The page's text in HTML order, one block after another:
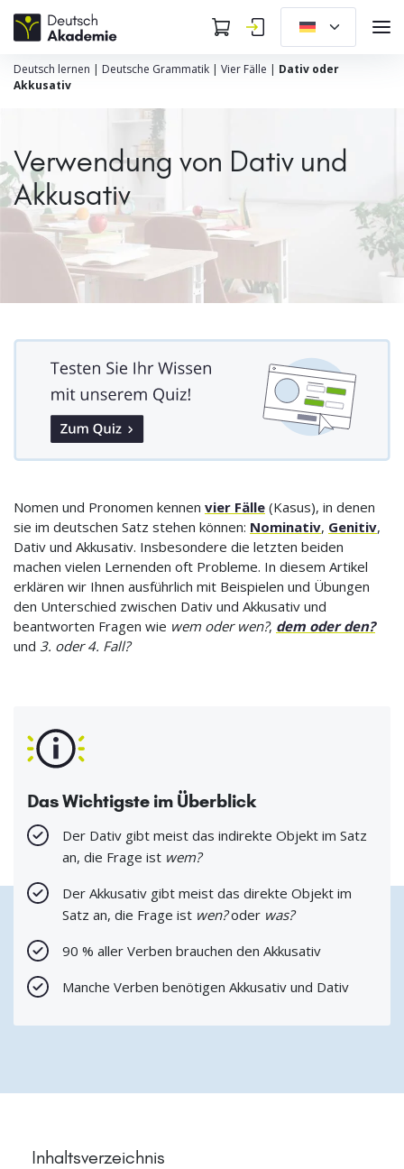
Deutsch lernen | Deutsche Grammatik | Vier Fälle | Dativ oder
Akkusativ
Verwendung von Dativ und
Akkusativ
Nomen und Pronomen kennen vier Fälle (Kasus), in denen
sie im deutschen Satz stehen können: Nominativ, Genitiv,
Dativ und Akkusativ. Insbesondere die letzten beiden
machen vielen Lernenden oft Probleme. In diesem Artikel
erklären wir Ihnen ausführlich mit Beispielen und Übungen
den Unterschied zwischen Dativ und Akkusativ und
beantworten Fragen wie wem oder wen?, dem oder den?
und 3. oder 4. Fall?
Das Wichtigste im Überblick
Der Dativ gibt meist das indirekte Objekt im Satz
an, die Frage ist wem?
Der Akkusativ gibt meist das direkte Objekt im
Satz an, die Frage ist wen?oder was?
90 % aller Verben brauchen den Akkusativ
Manche Verben benötigen Akkusativ und Dativ
Inhaltsverzeichnis